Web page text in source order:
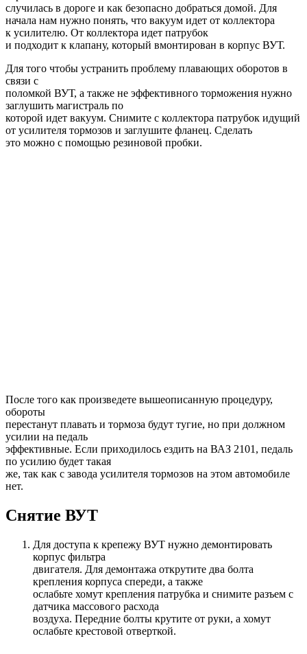
случилась в дороге и как безопасно добраться домой. Для
начала нам нужно понять, что вакуум идет от коллектора
к усилителю. От коллектора идет патрубок
и подходит к клапану, который вмонтирован в корпус ВУТ.
Для того чтобы устранить проблему плавающих оборотов в
связи с
поломкой ВУТ, а также не эффективного торможения нужно
заглушить магистраль по
которой идет вакуум. Снимите с коллектора патрубок идущий
от усилителя тормозов и заглушите фланец. Сделать
это можно с помощью резиновой пробки.
После того как произведете вышеописанную процедуру,
обороты
перестанут плавать и тормоза будут тугие, но при должном
усилии на педаль
эффективные. Если приходилось ездить на ВАЗ 2101, педаль
по усилию будет такая
же, так как с завода усилителя тормозов на этом автомобиле
нет.
Снятие ВУТ
Для доступа к крепежу ВУТ нужно демонтировать
корпус фильтра
двигателя. Для демонтажа открутите два болта
крепления корпуса спереди, а также
ослабьте хомут крепления патрубка и снимите разъем с
датчика массового расхода
воздуха. Передние болты крутите от руки, а хомут
ослабьте крестовой отверткой.